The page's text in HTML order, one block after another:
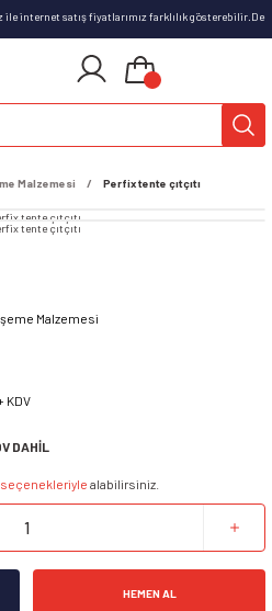
ile internet satış fiyatlarımız farklılık
Malzemesi Perfix tente çıtçıtı
Malzemesi
KDV
DAHİL
alabilirsiniz.
HEMEN AL